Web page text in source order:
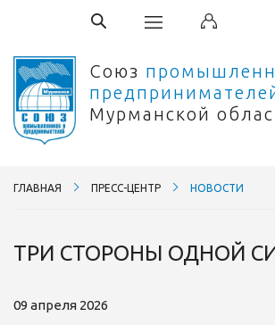
Союз
Мурманской
ГЛАВНАЯ ПРЕСС-ЦЕНТР НОВОСТИ
ТРИ СТОРОНЫ ОДНОЙ
09 апреля 2026